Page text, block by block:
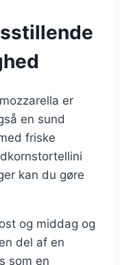
er
en sund
friske
kan du gøre
og middag og
del af en
som en